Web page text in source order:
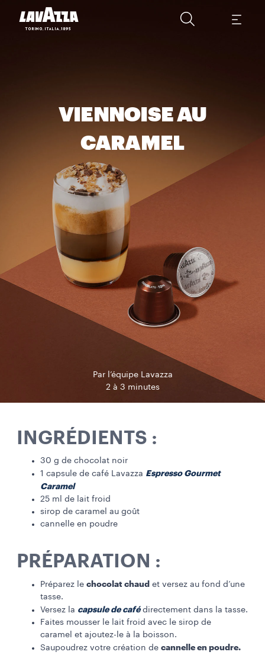
VIENNOISE AU
CARAMEL
Par l’équipe Lavazza
2 à 3 minutes
INGRÉDIENTS :
30 g de chocolat noir​
1 capsule de café Lavazza Espresso Gourmet
Caramel​
25 ml de lait froid
sirop de caramel au goût
cannelle en poudre
PRÉPARATION :
Préparez le chocolat chaud et versez au fond d’une
tasse.​
Versez la capsule de café directement dans la tasse.
Faites mousser le lait froid avec le sirop de
caramel et ajoutez-le à la boisson.
Saupoudrez votre création de cannelle en poudre.